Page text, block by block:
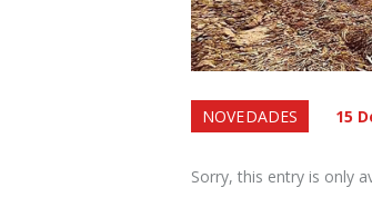
NOVEDADES 15
Sorry, this entry is only